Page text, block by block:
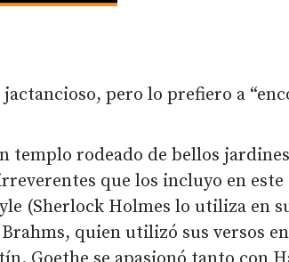
pero lo prefiero a
rodeado de bellos
que los incluyo en
(Sherlock Holmes lo utiliza en
quien utilizó sus versos